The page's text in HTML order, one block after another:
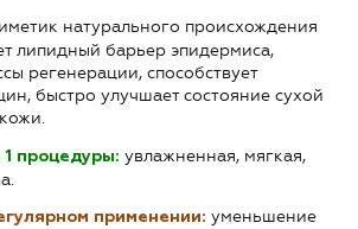
натурального происхождения
липидный барьер эпидермиса,
регенерации, способствует
быстро улучшает состояние сухой
1 процедуры: увлажненная, мягкая,
применении: уменьшение